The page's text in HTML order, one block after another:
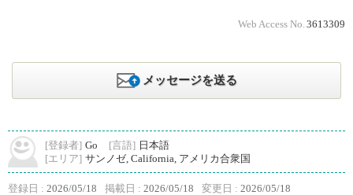
Web Access No. 3613309
メッセージを送る
[登録者] Go [言語] 日本語
[エリア] サンノゼ, California, アメリカ合衆国
登録日 : 2026/05/18 掲載日 : 2026/05/18 変更日 : 2026/05/18